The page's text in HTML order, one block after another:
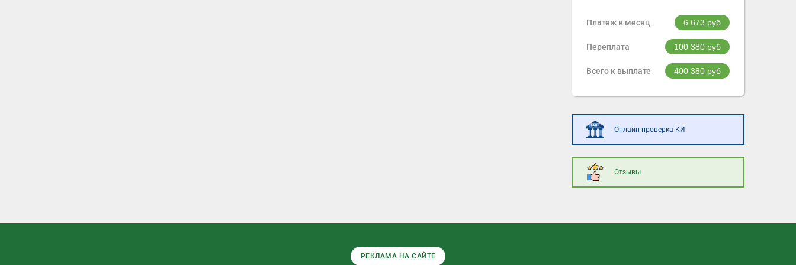
Платеж в месяц 6 673 руб
Переплата 100 380 руб
Всего к выплате 400 380 руб
Онлайн-проверка КИ
Отзывы
РЕКЛАМА НА САЙТЕ